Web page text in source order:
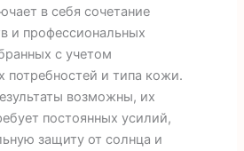
в себя сочетание
и профессиональных
с учетом
потребностей и типа кожи.
возможны, их
постоянных усилий,
защиту от солнца и